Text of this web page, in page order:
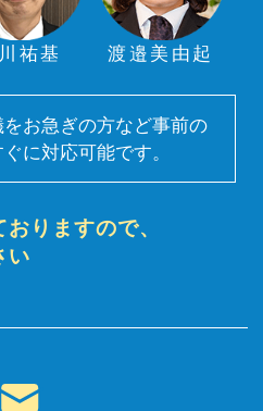
祐基 渡邉美由起
お急ぎの方など事前の
に対応可能です。
りますので、
い